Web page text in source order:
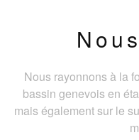
Nous rayonnons à la
bassin genevois en
mais également sur le